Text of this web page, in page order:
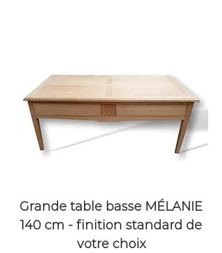
Grande table basse MÉLANIE
140 cm - finition standard de
votre choix